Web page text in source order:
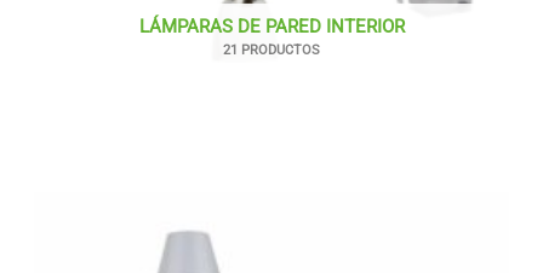
LÁMPARAS DE PARED INTERIOR
21 PRODUCTOS